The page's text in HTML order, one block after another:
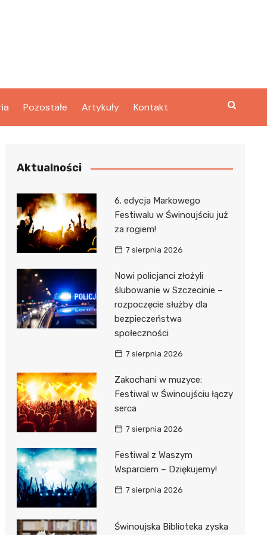
Pozostałe Artykuły Kontakt
Aktualności
6. edycja Markowego
Festiwalu w Świnoujściu już
za rogiem!
7 sierpnia 2026
Nowi policjanci złożyli
ślubowanie w Szczecinie –
rozpoczęcie służby dla
bezpieczeństwa
społeczności
7 sierpnia 2026
Zakochani w muzyce:
Festiwal w Świnoujściu łączy
serca
7 sierpnia 2026
Festiwal z Waszym
Wsparciem – Dziękujemy!
7 sierpnia 2026
Świnoujska Biblioteka zyska